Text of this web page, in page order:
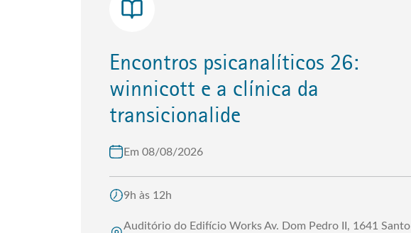
encontros psicanalíticos 26:
winnicott e a clínica da
transicionalide
Em 08/08/2026
9h às 12h
Auditório do Edifício Works Av. Dom Pedro II, 1641 Santo